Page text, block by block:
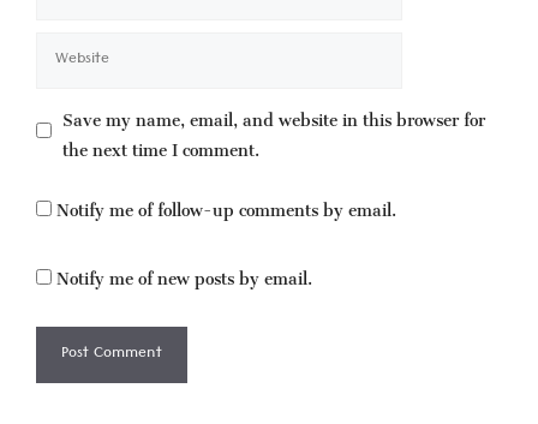
Website
Save my name, email, and website in this browser for
the next time I comment.
Notify me of follow-up comments by email.
Notify me of new posts by email.